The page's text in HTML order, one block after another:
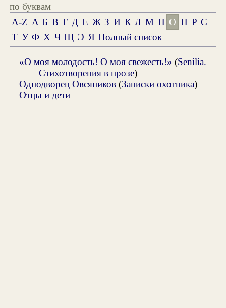
по буквам
A-Z А Б В Г Д Е Ж З И К Л М Н О П Р С
Т У Ф Х Ч Щ Э Я Полный список
«О моя молодость! О моя свежесть!» (Senilia.
Стихотворения в прозе)
Однодворец Овсяников (Записки охотника)
Отцы и дети